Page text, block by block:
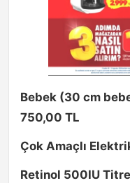
Bebek (30 cm
750,00 TL
Çok Amaçlı
Retinol 500IU